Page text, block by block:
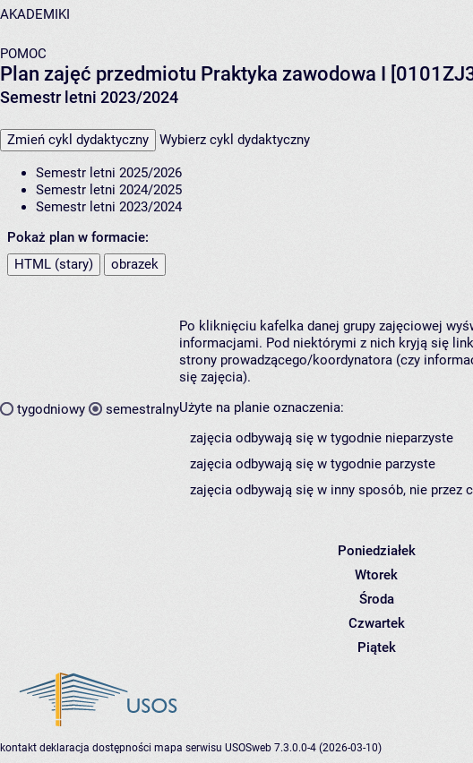
AKADEMIKI
POMOC
Plan zajęć przedmiotu Praktyka zawodowa I
Semestr letni 2023/2024
Zmień cykl dydaktyczny Wybierz cykl dydaktyczny
Semestr letni 2025/2026
Semestr letni 2024/2025
Semestr letni 2023/2024
Pokaż plan w formacie:
HTML (stary)
obrazek
tygodniowy semestralny
Po kliknięciu kafelka danej grupy zajęciowej
informacjami. Pod niektórymi z nich kryją się
strony prowadzącego/koordynatora (czy
się zajęcia).
Użyte na planie oznaczenia:
zajęcia odbywają się w tygodnie nieparzyste
zajęcia odbywają się w tygodnie parzyste
zajęcia odbywają się w inny sposób, nie przez
Poniedziałek
Wtorek
Środa
Czwartek
Piątek
kontakt deklaracja dostępności mapa serwisu USOSweb 7.3.0.0-4 (2026-03-10)